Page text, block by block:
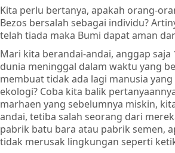
Kita perlu bertanya, apakah orang-
Bezos bersalah sebagai individu?
telah tiada maka Bumi dapat aman
Mari kita berandai-andai, anggap saja
dunia meninggal dalam waktu yang
membuat tidak ada lagi manusia
ekologi? Coba kita balik
marhaen yang sebelumnya miskin,
andai, tetiba salah seorang dari
pabrik batu bara atau pabrik semen,
tidak merusak lingkungan seperti